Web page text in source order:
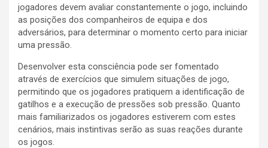
jogadores devem avaliar constantemente o jogo, incluindo
as posições dos companheiros de equipa e dos
adversários, para determinar o momento certo para iniciar
uma pressão.
Desenvolver esta consciência pode ser fomentado
através de exercícios que simulem situações de jogo,
permitindo que os jogadores pratiquem a identificação de
gatilhos e a execução de pressões sob pressão. Quanto
mais familiarizados os jogadores estiverem com estes
cenários, mais instintivas serão as suas reações durante
os jogos.